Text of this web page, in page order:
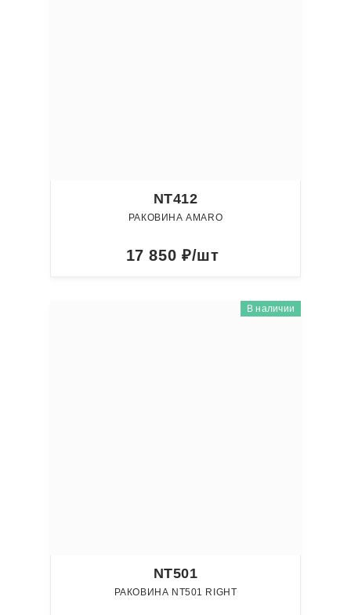
NT412
РАКОВИНА AMARO
17 850 ₽/шт
В наличии
NT501
РАКОВИНА NT501 RIGHT